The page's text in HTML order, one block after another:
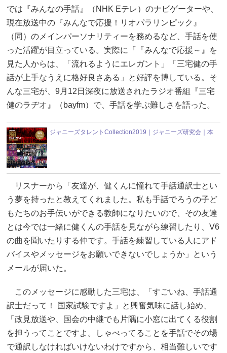
では『みんなの手話』（NHK Eテレ）のナビゲーターや、
現在放送中の『みんなで応援！リオパラリンピック』
（同）のメインパーソナリティーを務めるなど、手話を使
った活躍が目立っている。実際に『『みんなで応援～』を
見た人からは、「流れるようにエレガント」「三宅健の手
話が上手なうえに格好良さある」と好評を博している。そ
んな三宅が、9月12日深夜に放送されたラジオ番組『三宅
健のラヂオ』（bayfm）で、手話を学ぶ難しさを語った。
ジャニーズタレントCollection2019｜ジャニーズ研究会｜本
リスナーから「友達が、健くんに憧れて手話通訳士とい
う夢を持ったと教えてくれました。私も手話でろうの子ど
もたちのお手伝いができる教師になりたいので、その友達
とは今では一緒に健くんの手話を見ながら練習したり、V6
の曲を聞いたりする仲です。手話を練習している人にアド
バイスやメッセージをお願いできないでしょうか」という
メールが届いた。
このメッセージに感動した三宅は、「すごいね、手話通
訳士だって！ 国家試験ですよ」と興奮気味に話し始め、
「政見放送や、国会の中継でも片隅に小窓に出てくる役割
を担うってことですよ。しゃべってることを手話でその場
で通訳しなければいけないわけですから、相当難しいです